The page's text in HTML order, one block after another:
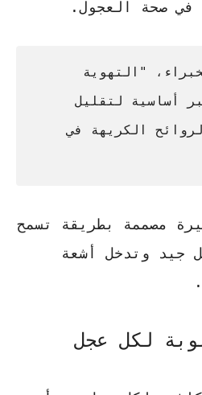
في صحة العجول.
"التهوية
أساسية لتقليل
الكريهة في
مصممة بطريقة تسمح
جيد وتدخل أشعة
لكل عجل